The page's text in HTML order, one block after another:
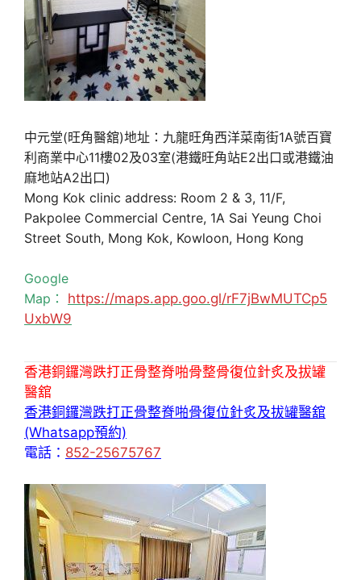
中元堂(旺角醫舘)地址：九龍旺角西洋菜南街1A號百寶
利商業中心11樓02及03室(港鐵旺角站E2出口或港鐵油
麻地站A2出口)
Mong Kok clinic address: Room 2 & 3, 11/F,
Pakpolee Commercial Centre, 1A Sai Yeung Choi
Street South, Mong Kok, Kowloon, Hong Kong
Google
Map： https://maps.app.goo.gl/rF7jBwMUTCp5
UxbW9
香港銅鑼灣跌打正骨整脊啪骨整骨復位針炙及拔罐
醫舘
香港銅鑼灣跌打正骨整脊啪骨復位針炙及拔罐醫舘
(Whatsapp預約)
電話： 852-25675767